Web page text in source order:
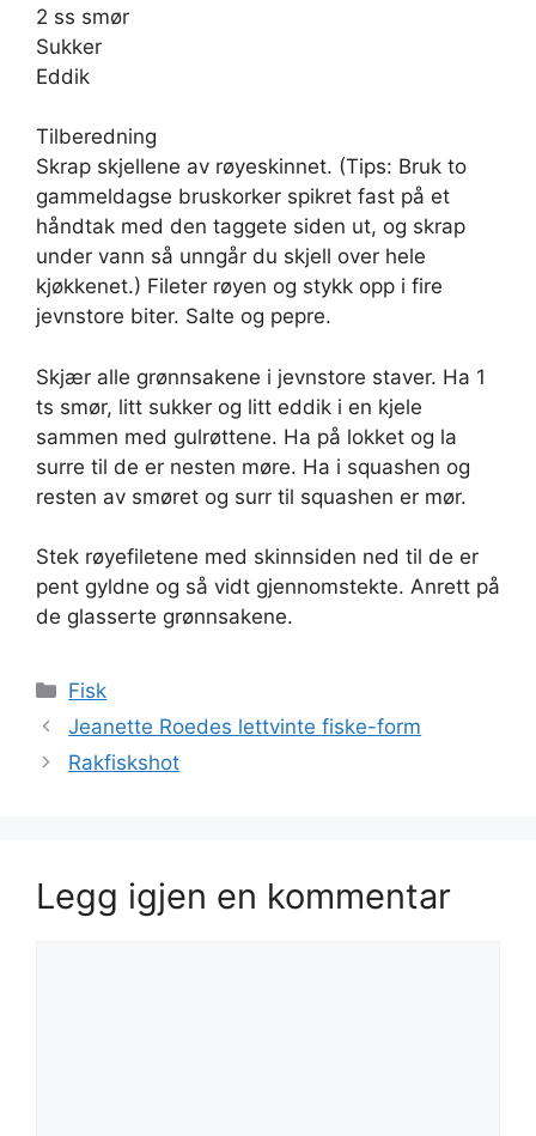
2 ss smør
Sukker
Eddik
Tilberedning
Skrap skjellene av røyeskinnet. (Tips: Bruk to
gammeldagse bruskorker spikret fast på et
håndtak med den taggete siden ut, og skrap
under vann så unngår du skjell over hele
kjøkkenet.) Fileter røyen og stykk opp i fire
jevnstore biter. Salte og pepre.
Skjær alle grønnsakene i jevnstore staver. Ha 1
ts smør, litt sukker og litt eddik i en kjele
sammen med gulrøttene. Ha på lokket og la
surre til de er nesten møre. Ha i squashen og
resten av smøret og surr til squashen er mør.
Stek røyefiletene med skinnsiden ned til de er
pent gyldne og så vidt gjennomstekte. Anrett på
de glasserte grønnsakene.
Kategorier
Fisk
Jeanette Roedes lettvinte fiske-form
Rakfiskshot
Legg igjen en kommentar